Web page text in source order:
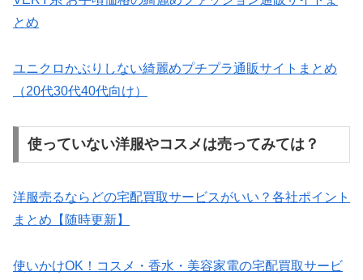
とめ
ユニクロかぶりしない綺麗めプチプラ通販サイトまとめ
（20代30代40代向け）
使っていない洋服やコスメは売ってみては？
洋服売るならどの宅配買取サービスがいい？各社ポイント
まとめ【随時更新】
使いかけOK！コスメ・香水・美容家電の宅配買取サービ